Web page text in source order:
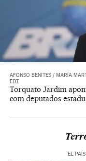
AFONSO BENITES / MARÍA
EDT
Torquato Jardim
com deputados
EL PAÍS